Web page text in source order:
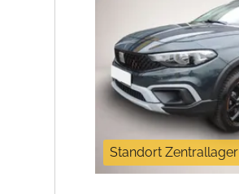
Standort Zentrallager